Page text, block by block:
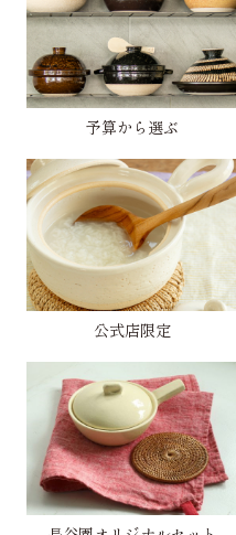
予算から選ぶ
公式店限定